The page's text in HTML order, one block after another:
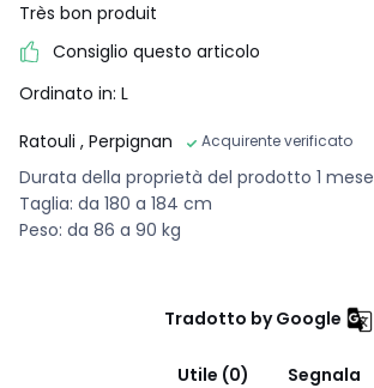
Très bon produit
Consiglio questo articolo
Ordinato in: L
Ratouli , Perpignan Acquirente verificato
Durata della proprietà del prodotto 1 mese
Taglia: da 180 a 184 cm
Peso: da 86 a 90 kg
Tradotto by Google
Utile (0)
Segnala